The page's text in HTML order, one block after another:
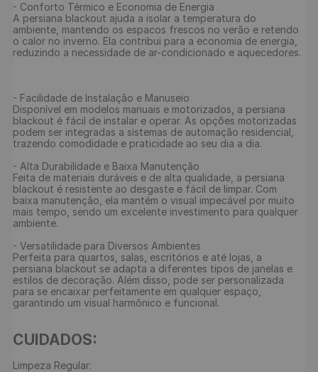
- Conforto Térmico e Economia de Energia
A persiana blackout ajuda a isolar a temperatura do
ambiente, mantendo os espacos frescos no verão e retendo
o calor no inverno. Ela contribui para a economia de energia,
reduzindo a necessidade de ar-condicionado e aquecedores.
- Facilidade de Instalação e Manuseio
Disponível em modelos manuais e motorizados, a persiana
blackout é fácil de instalar e operar. As opções motorizadas
podem ser integradas a sistemas de automação residencial,
trazendo comodidade e praticidade ao seu dia a dia.
- Alta Durabilidade e Baixa Manutenção
Feita de materiais duráveis e de alta qualidade, a persiana
blackout é resistente ao desgaste e fácil de limpar. Com
baixa manutenção, ela mantém o visual impecável por muito
mais tempo, sendo um excelente investimento para qualquer
ambiente.
- Versatilidade para Diversos Ambientes
Perfeita para quartos, salas, escritórios e até lojas, a
persiana blackout se adapta a diferentes tipos de janelas e
estilos de decoração. Além disso, pode ser personalizada
para se encaixar perfeitamente em qualquer espaço,
garantindo um visual harmônico e funcional.
CUIDADOS:
Limpeza Regular: